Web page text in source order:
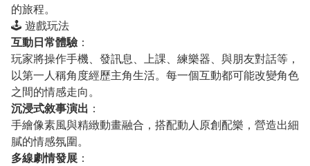
的旅程。
🕹️ 遊戲玩法
互動日常體驗 ：
玩家將操作手機、發訊息、上課、練樂器、與朋友對話等，
以第一人稱角度經歷主角生活。每一個互動都可能改變角色
之間的情感走向。
沉浸式敘事演出 ：
手繪像素風與精緻動畫融合，搭配動人原創配樂，營造出細
膩的情感氛圍。
多線劇情發展 ：